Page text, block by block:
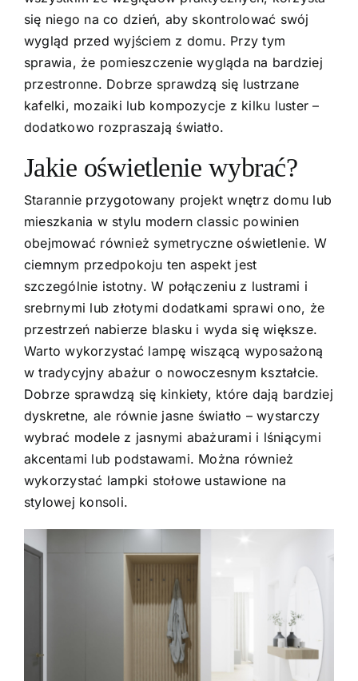
się niego na co dzień, aby skontrolować swój
wygląd przed wyjściem z domu. Przy tym
sprawia, że pomieszczenie wygląda na bardziej
przestronne. Dobrze sprawdzą się lustrzane
kafelki, mozaiki lub kompozycje z kilku luster –
dodatkowo rozpraszają światło.
Jakie oświetlenie wybrać?
Starannie przygotowany projekt wnętrz domu lub
mieszkania w stylu modern classic powinien
obejmować również symetryczne oświetlenie. W
ciemnym przedpokoju ten aspekt jest
szczególnie istotny. W połączeniu z lustrami i
srebrnymi lub złotymi dodatkami sprawi ono, że
przestrzeń nabierze blasku i wyda się większe.
Warto wykorzystać lampę wiszącą wyposażoną
w tradycyjny abażur o nowoczesnym kształcie.
Dobrze sprawdzą się kinkiety, które dają bardziej
dyskretne, ale równie jasne światło – wystarczy
wybrać modele z jasnymi abażurami i lśniącymi
akcentami lub podstawami. Można również
wykorzystać lampki stołowe ustawione na
stylowej konsoli.